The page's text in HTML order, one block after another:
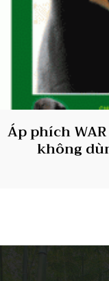
Áp phích
không